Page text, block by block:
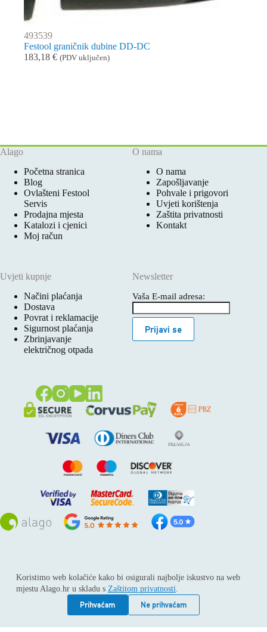
Koristimo web kolačiće kako bi osigurali najbolje iskustvo na web
mjestu Alago.hr u skladu s Zaštitom privatnosti.
Prihvaćam
Ne prihvaćam
493539
Festool graničnik dubine DD-DC
183,18 € (PDV uključen)
Alago
Početna stranica
Blog
Ovlašteni Festool
Servis
Prodajna mjesta
Katalozi i cjenici
Moj račun
O nama
O nama
Zapošljavanje
Pohvale i prigovori
Uvjeti korištenja
Zaštita privatnosti
Kontakt
Uvjeti kupnje
Načini plaćanja
Dostava
Povrat i reklamacije
Sigurnost plaćanja
Zbrinjavanje
električnog otpada
Newsletter
Vaša E-mail adresa:
Prijavi se
Sva prava pridržana © 2026
Alago
ALAGO d.o.o. trgovina, usluge i zastupanje stranih tvrtki /
Adresa: Horvati 112, 10436 Rakov potok / Telefon: +385 1
6539 392 / E-mail: kontakt@alago.hr / Podaci o subjektu:
Subjekt je upisan kod Trgovačkog suda u Zagrebu pod
reg.uloškom broj 1-53420. / MBS: 080046630 / OIB: